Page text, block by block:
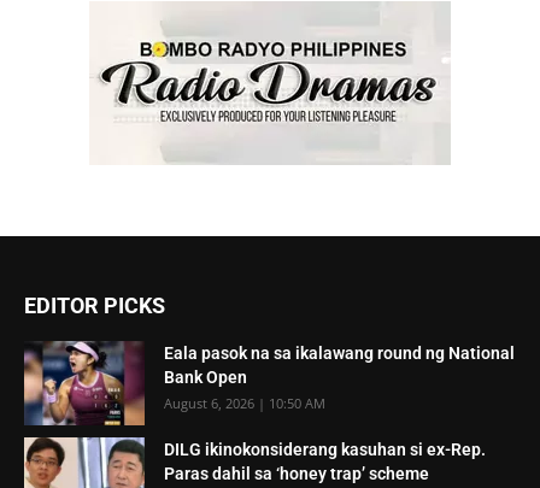
EDITOR PICKS
Eala pasok na sa ikalawang round ng National
Bank Open
August 6, 2026 | 10:50 AM
DILG ikinokonsiderang kasuhan si ex-Rep.
Paras dahil sa ‘honey trap’ scheme